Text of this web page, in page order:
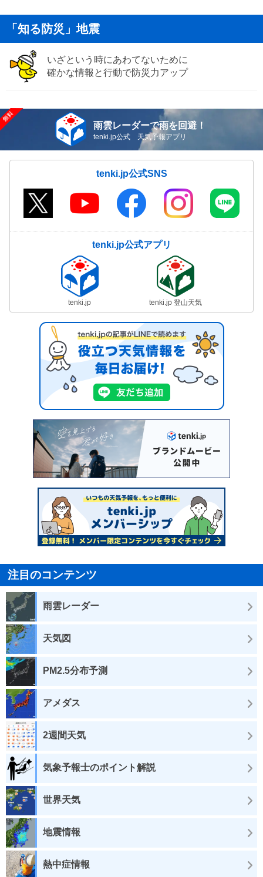
「知る防災」地震
いざという時にあわてないために
確かな情報と行動で防災力アップ
雨雲レーダーで雨を回避！
tenki.jp公式 天気予報アプリ
tenki.jp公式SNS
tenki.jp公式アプリ
tenki.jp tenki.jp 登山天気
注目のコンテンツ
雨雲レーダー
天気図
PM2.5分布予測
アメダス
2週間天気
気象予報士のポイント解説
世界天気
地震情報
熱中症情報